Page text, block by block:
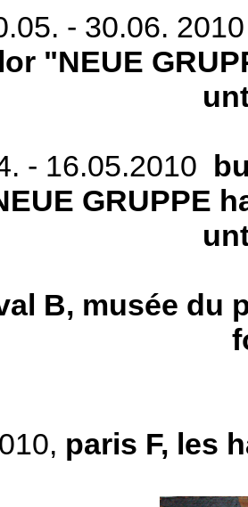
- 30.06.
"NEUE
- 16.05.2010
GRUPPE
B, musée du
paris F, les